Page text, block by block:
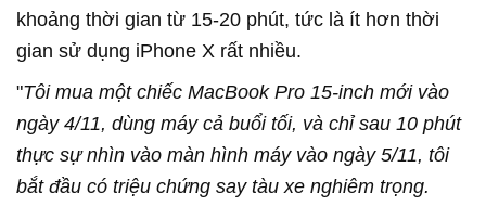
khoảng thời gian từ 15-20 phút, tức là ít hơn thời
gian sử dụng iPhone X rất nhiều.
"Tôi mua một chiếc MacBook Pro 15-inch mới vào
ngày 4/11, dùng máy cả buổi tối, và chỉ sau 10 phút
thực sự nhìn vào màn hình máy vào ngày 5/11, tôi
bắt đầu có triệu chứng say tàu xe nghiêm trọng.